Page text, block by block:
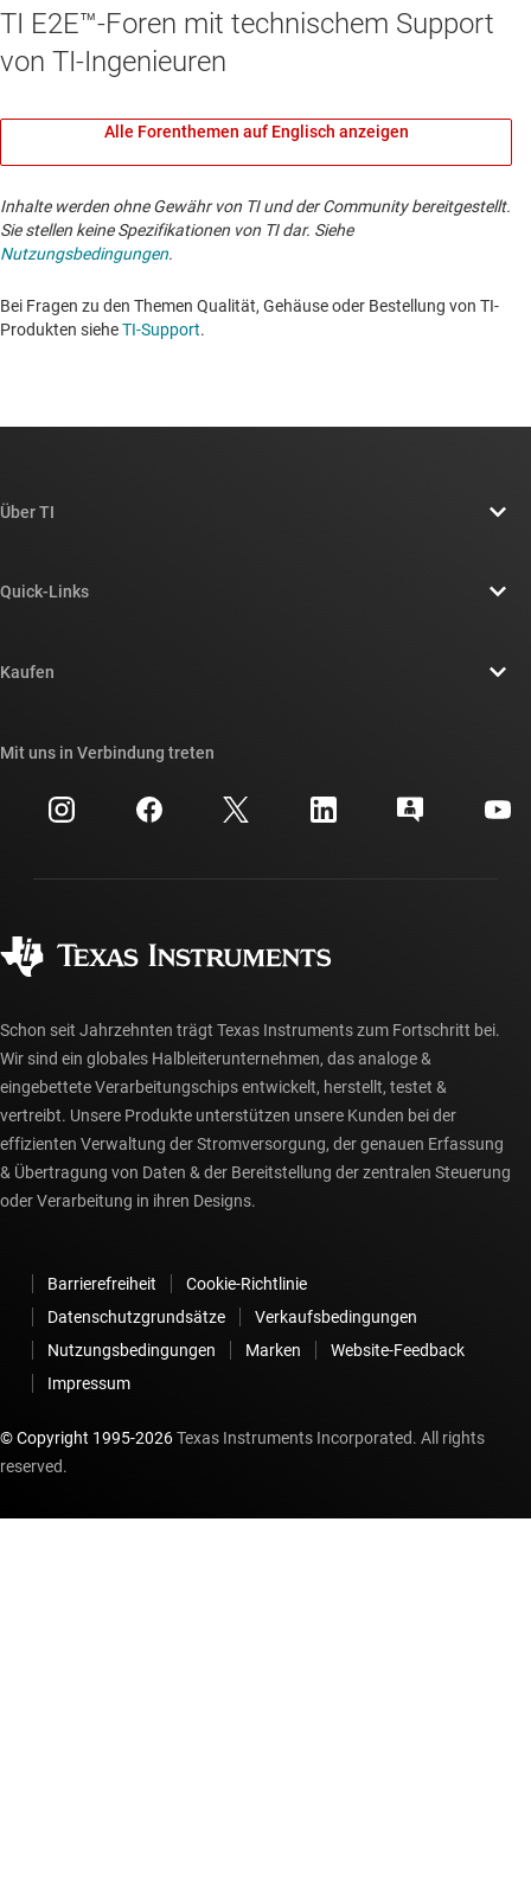
TI E2E™-Foren mit technischem Support
von TI-Ingenieuren
Alle Forenthemen auf Englisch anzeigen
Inhalte werden ohne Gewähr von TI und der Community bereitgestellt.
Sie stellen keine Spezifikationen von TI dar. Siehe
Nutzungsbedingungen.
Bei Fragen zu den Themen Qualität, Gehäuse oder Bestellung von TI-
Produkten sieheTI-Support. ​​​​​​​​​​​​​​
Über TI
Newsroom
Investorenbeziehungen
Fertigung
Quick-Links
Querverweis-Suche
Kundensupportzentrum
myTI-Konto FAQs
Kaufen
Häufig gestellte Fragen zu Bestellungen
Mit uns in Verbindung treten
Schon seit Jahrzehnten trägt Texas Instruments zum Fortschritt bei.
Wir sind ein globales Halbleiterunternehmen, das analoge &
eingebettete Verarbeitungschips entwickelt, herstellt, testet &
vertreibt. Unsere Produkte unterstützen unsere Kunden bei der
effizienten Verwaltung der Stromversorgung, der genauen Erfassung
& Übertragung von Daten & der Bereitstellung der zentralen Steuerung
oder Verarbeitung in ihren Designs.
Barrierefreiheit
Cookie-Richtlinie
Datenschutzgrundsätze
Verkaufsbedingungen
Nutzungsbedingungen
Marken
Website-Feedback
Impressum
© Copyright 1995-2026Texas Instruments Incorporated. All rights
reserved.